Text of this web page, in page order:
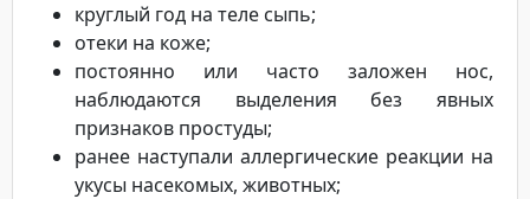
круглый год на теле сыпь;
отеки на коже;
постоянно или часто заложен нос,
наблюдаются выделения без явных
признаков простуды;
ранее наступали аллергические реакции на
укусы насекомых, животных;